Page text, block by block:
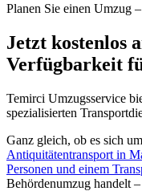
Planen Sie einen Umzug
Jetzt kostenlos
Verfügbarkeit
Temirci Umzugsservice
spezialisierten
Ganz gleich, ob es sich
Antiquitätentransport in
Personen und einem
Behördenumzug handelt